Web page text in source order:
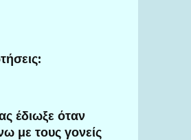
έδιωξε όταν
με τους γονείς